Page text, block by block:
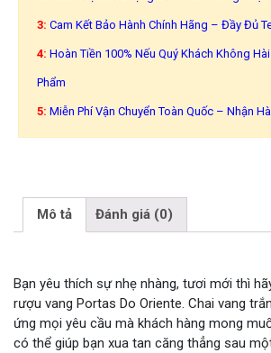
3: Cam Kết Bảo Hành Chính Hãng – Đầy Đủ
4: Hoàn Tiền 100% Nếu Quý Khách Không
Phẩm
5: Miễn Phí Vận Chuyển Toàn Quốc – Nhận
Mô tả Đánh giá (0)
Bạn yêu thích sự nhẹ nhàng, tươi mới thì
rượu vang Portas Do Oriente. Chai vang
ứng mọi yêu cầu mà khách hàng mong
có thể giúp bạn xua tan căng thẳng sau